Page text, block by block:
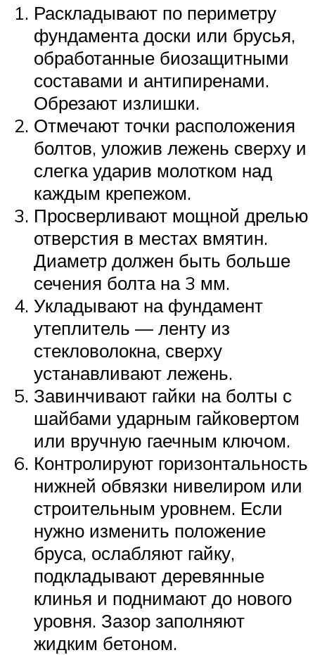
Раскладывают по периметру
фундамента доски или брусья,
обработанные биозащитными
составами и антипиренами.
Обрезают излишки.
Отмечают точки расположения
болтов, уложив лежень сверху и
слегка ударив молотком над
каждым крепежом.
Просверливают мощной дрелью
отверстия в местах вмятин.
Диаметр должен быть больше
сечения болта на 3 мм.
Укладывают на фундамент
утеплитель — ленту из
стекловолокна, сверху
устанавливают лежень.
Завинчивают гайки на болты с
шайбами ударным гайковертом
или вручную гаечным ключом.
Контролируют горизонтальность
нижней обвязки нивелиром или
строительным уровнем. Если
нужно изменить положение
бруса, ослабляют гайку,
подкладывают деревянные
клинья и поднимают до нового
уровня. Зазор заполняют
жидким бетоном.